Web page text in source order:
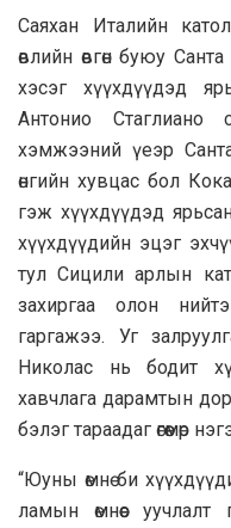
Саяхан Италийн
өвлийн өвгөн буюу
хэсэг хүүхдүүдэд
Антонио
хэмжээний үеэр
өнгийн хувцас бол
гэж хүүхдүүдэд
хүүхдүүдийн эцэг
тул Сицили арлын
захиргаа олон
гаргажээ. Уг
Николас нь бодит
хавчлага дарамтын
бэлэг тараадаг өгөөмөр
“Юуны өмнө би
ламын өмнөөс